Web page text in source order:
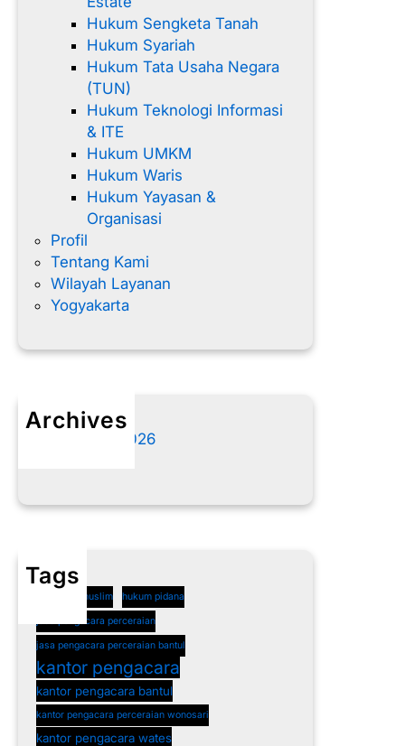
Hukum Sengketa Tanah
Hukum Syariah
Hukum Tata Usaha Negara
(TUN)
Hukum Teknologi Informasi
& ITE
Hukum UMKM
Hukum Waris
Hukum Yayasan &
Organisasi
Profil
Tentang Kami
Wilayah Layanan
Yogyakarta
Archives
Agustus 2026
Tags
cerai non muslim hukum pidana
jasa pengacara perceraian
jasa pengacara perceraian bantul
kantor pengacara
kantor pengacara bantul
kantor pengacara perceraian wonosari
kantor pengacara wates